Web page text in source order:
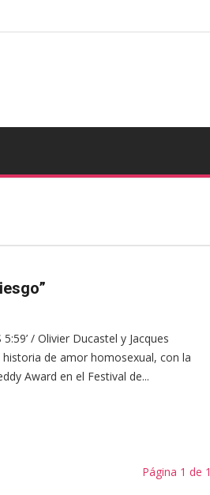
5:59’ / Olivier Ducastel y Jacques
de amor homosexual, con la
Award en el Festival de...
Página 1 de 1